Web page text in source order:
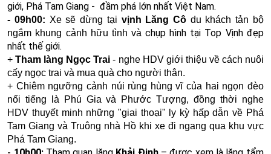
giới, Phá Tam Giang - đầm phá lớn nhất Việt Nam.
- 09h00: Xe sẽ dừng tại vịnh Lăng Côdu khách tản bộ
ngắm khung cảnh hữu tình vàchụp hình tại Top Vịnh đẹp
nhất thế giới.
+Tham làng Ngọc Trai - nghe HDV giới thiệu về cách nuôi
cấy ngọc trai và mua quà cho người thân.
+ Chiêm ngưỡng cảnh núi rùng hùng vĩ của hai ngọn đèo
nổi tiếng là Phú Gia và Phước Tượng, đồng thời nghe
HDV thuyết minh những "giai thoại" ly kỳ hấp dẫn về Phá
Tam Giang và Truông nhà Hồ khi xe đi ngang qua khu vực
Phá Tam Giang.